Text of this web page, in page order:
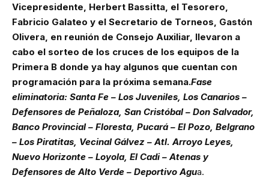
Vicepresidente, Herbert Bassitta, el Tesorero,
Fabricio Galateo y el Secretario de Torneos, Gastón
Olivera, en reunión de Consejo Auxiliar, llevaron a
cabo el sorteo de los cruces de los equipos de la
Primera B donde ya hay algunos que cuentan con
programación para la próxima semana.Fase
eliminatoria: Santa Fe – Los Juveniles, Los Canarios –
Defensores de Peñaloza, San Cristóbal – Don Salvador,
Banco Provincial – Floresta, Pucará – El Pozo, Belgrano
– Los Piratitas, Vecinal Gálvez – Atl. Arroyo Leyes,
Nuevo Horizonte – Loyola, El Cadi – Atenas y
Defensores de Alto Verde – Deportivo Agua.